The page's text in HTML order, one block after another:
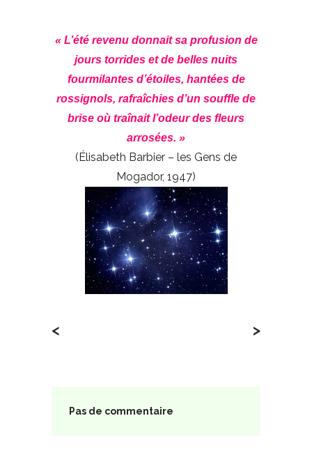
« L’été revenu donnait sa profusion de
jours torrides et de belles nuits
fourmilantes d’étoiles, hantées de
rossignols, rafraîchies d’un souffle de
brise où traînait l’odeur des fleurs
arrosées. »
(Élisabeth Barbier – les Gens de
Mogador, 1947)
< >
Pas de commentaire